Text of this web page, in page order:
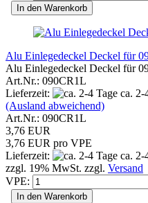
In den Warenkorb
Alu Einlegedeckel Deckel für
Alu Einlegedeckel Deckel für
Art.Nr.: 090CR1L
Lieferzeit:
ca. 2-
(Ausland abweichend)
Art.Nr.: 090CR1L
3,76 EUR
3,76 EUR pro VPE
Lieferzeit:
ca. 2-
zzgl. 19% MwSt. zzgl. Versand
VPE:
In den Warenkorb